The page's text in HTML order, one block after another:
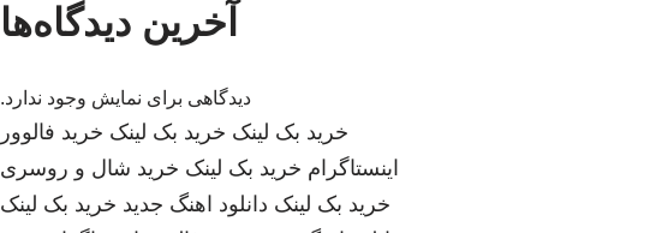
آخرین دیدگاه‌ها
دیدگاهی برای نمایش وجود ندارد.
خرید بک لینک خرید بک لینک خرید فالوور
اینستاگرام خرید بک لینک خرید شال و روسری
خرید بک لینک دانلود اهنگ جدید خرید بک لینک